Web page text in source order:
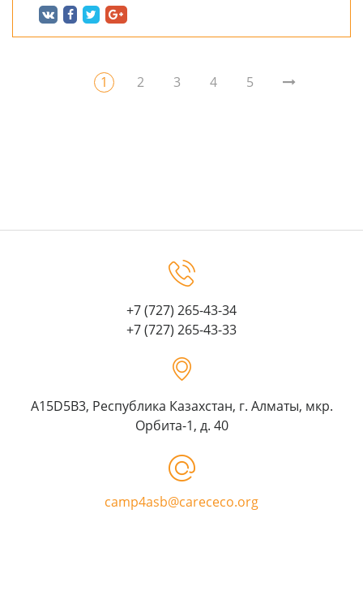
1 2 3 4 5
+7 (727) 265-43-34
+7 (727) 265-43-33
A15D5B3, Республика Казахстан, г. Алматы, мкр.
Орбита-1, д. 40
camp4asb@carececo.org